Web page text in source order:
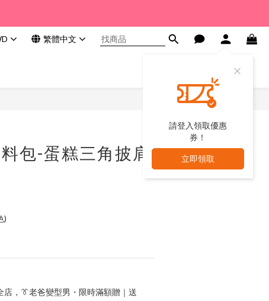
繁體中文
請登入領取優惠
券！
立即領取
包-蛋糕三角披肩
)
店，👔老爸變型男・限時滿額贈｜送